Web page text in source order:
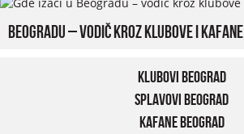
Beogradu – vodič kroz klubove i kafane
Klubovi Beograd
Splavovi Beograd
Kafane Beograd